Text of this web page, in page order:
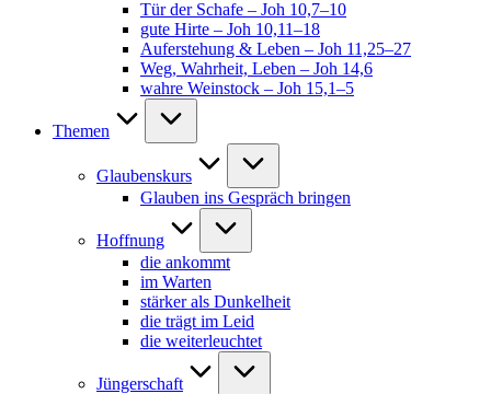
Tür der Schafe – Joh 10,7–10
gute Hirte – Joh 10,11–18
Auferstehung & Leben – Joh 11,25–27
Weg, Wahrheit, Leben – Joh 14,6
wahre Weinstock – Joh 15,1–5
Themen
Glaubenskurs
Glauben ins Gespräch bringen
Hoffnung
die ankommt
im Warten
stärker als Dunkelheit
die trägt im Leid
die weiterleuchtet
Jüngerschaft